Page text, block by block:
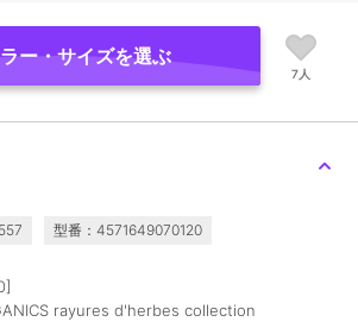
ー・サイズを選ぶ
7人
型番：4571649070120
rayures d'herbes collection